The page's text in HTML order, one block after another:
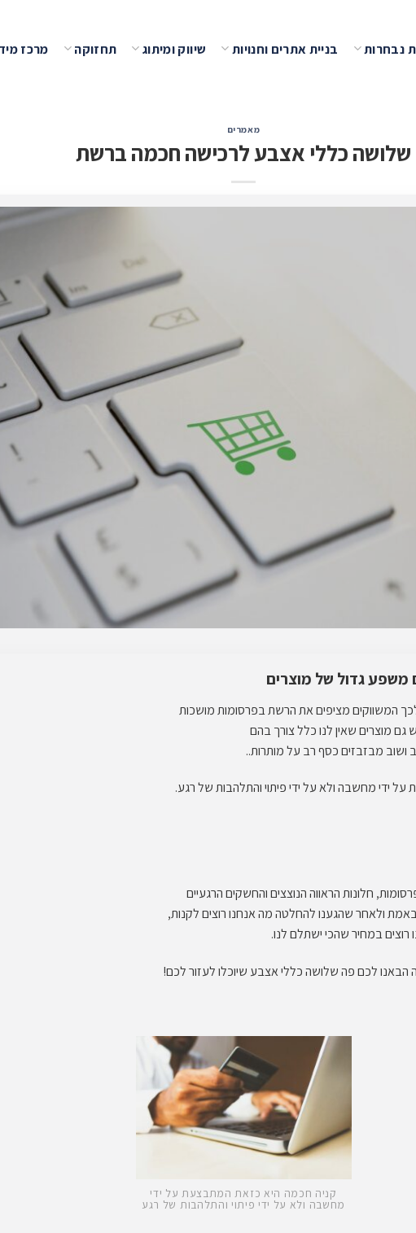
נבחרות בניית אתרים וחנויות שיווק ומיתוג תחזוקה מרכז
מאמרים
שלושה כללי אצבע לרכישה חכמה ברשת
משפע גדול של מוצרים
המשווקים מציפים את הרשת בפרסומות מושכות
גם מוצרים שאין לנו כלל צורך בהם
ושוב מבזבזים כסף רב על מותרות..
ידי מחשבה ולא על ידי פיתוי והתלהבות של רגע.
חלונות הראווה הנוצצים והחשקים הרגעיים
ולאחר שהגענו להחלטה מה אנחנו רוצים לקנות,
במחיר שהכי ישתלם לנו.
לכם פה שלושה כללי אצבע שיוכלו לעזור לכם!
קניה חכמה היא כזאת המתבצעת על ידי
מחשבה ולא על ידי פיתוי והתלהבות של רגע